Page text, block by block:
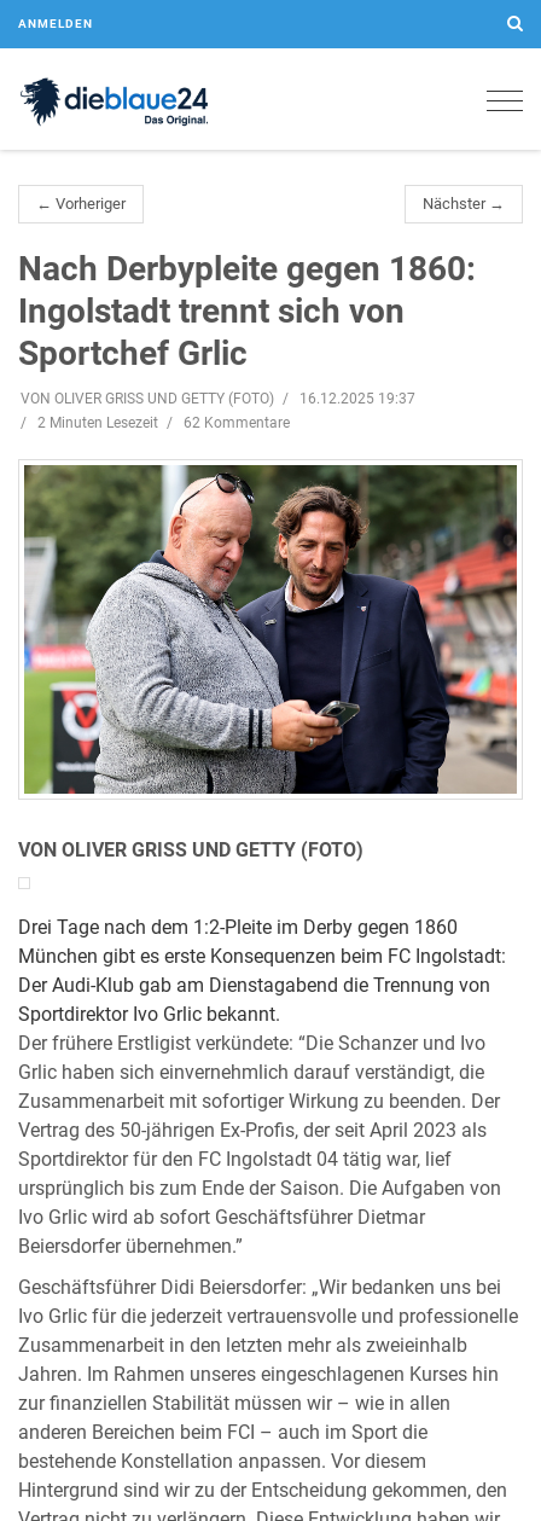
ANMELDEN
← Vorheriger Nächster →
Nach Derbypleite gegen 1860:
Ingolstadt trennt sich von
Sportchef Grlic
VON OLIVER GRISS UND GETTY (FOTO)
16.12.2025 19:37
2 Minuten Lesezeit
62 Kommentare
VON OLIVER GRISS UND GETTY (FOTO)
Drei Tage nach dem 1:2-Pleite im Derby gegen 1860
München gibt es erste Konsequenzen beim FC Ingolstadt:
Der Audi-Klub gab am Dienstagabend die Trennung von
Sportdirektor Ivo Grlic bekannt.
Der frühere Erstligist verkündete: “Die Schanzer und Ivo
Grlic haben sich einvernehmlich darauf verständigt, die
Zusammenarbeit mit sofortiger Wirkung zu beenden. Der
Vertrag des 50-jährigen Ex-Profis, der seit April 2023 als
Sportdirektor für den FC Ingolstadt 04 tätig war, lief
ursprünglich bis zum Ende der Saison. Die Aufgaben von
Ivo Grlic wird ab sofort Geschäftsführer Dietmar
Beiersdorfer übernehmen.”
Geschäftsführer Didi Beiersdorfer: „Wir bedanken uns bei
Ivo Grlic für die jederzeit vertrauensvolle und professionelle
Zusammenarbeit in den letzten mehr als zweieinhalb
Jahren. Im Rahmen unseres eingeschlagenen Kurses hin
zur finanziellen Stabilität müssen wir – wie in allen
anderen Bereichen beim FCI – auch im Sport die
bestehende Konstellation anpassen. Vor diesem
Hintergrund sind wir zu der Entscheidung gekommen, den